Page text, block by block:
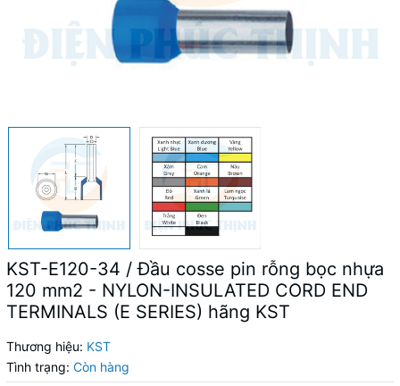
KST-E120-34 / Đầu cosse pin rỗng bọc nhựa
120 mm2 - NYLON-INSULATED CORD END
TERMINALS (E SERIES) hãng KST
Thương hiệu: KST
Tình trạng: Còn hàng